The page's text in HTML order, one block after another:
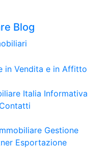
Blog
Italia Informativa
Contatti
Gestione
Esportazione